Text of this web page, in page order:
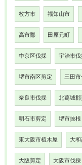
枚方市 福知山市
高市郡 田原元町
中京区伐採 宇治市伐
堺市南区剪定 三田
奈良市伐採 北葛城郡
明石市剪定 堺市抜根
東大阪市植木屋 大和
大阪剪定 大阪市伐採